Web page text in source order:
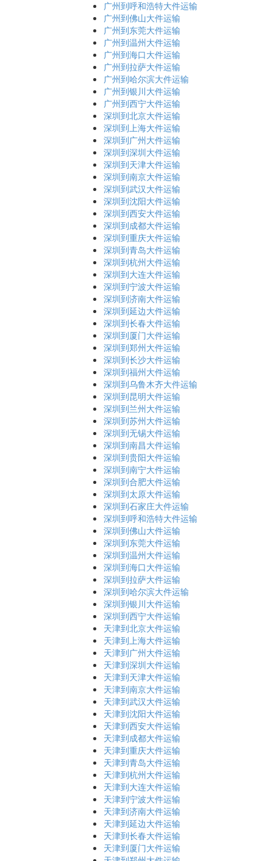
广州到呼和浩特大件运输
广州到佛山大件运输
广州到东莞大件运输
广州到温州大件运输
广州到海口大件运输
广州到拉萨大件运输
广州到哈尔滨大件运输
广州到银川大件运输
广州到西宁大件运输
深圳到北京大件运输
深圳到上海大件运输
深圳到广州大件运输
深圳到深圳大件运输
深圳到天津大件运输
深圳到南京大件运输
深圳到武汉大件运输
深圳到沈阳大件运输
深圳到西安大件运输
深圳到成都大件运输
深圳到重庆大件运输
深圳到青岛大件运输
深圳到杭州大件运输
深圳到大连大件运输
深圳到宁波大件运输
深圳到济南大件运输
深圳到延边大件运输
深圳到长春大件运输
深圳到厦门大件运输
深圳到郑州大件运输
深圳到长沙大件运输
深圳到福州大件运输
深圳到乌鲁木齐大件运输
深圳到昆明大件运输
深圳到兰州大件运输
深圳到苏州大件运输
深圳到无锡大件运输
深圳到南昌大件运输
深圳到贵阳大件运输
深圳到南宁大件运输
深圳到合肥大件运输
深圳到太原大件运输
深圳到石家庄大件运输
深圳到呼和浩特大件运输
深圳到佛山大件运输
深圳到东莞大件运输
深圳到温州大件运输
深圳到海口大件运输
深圳到拉萨大件运输
深圳到哈尔滨大件运输
深圳到银川大件运输
深圳到西宁大件运输
天津到北京大件运输
天津到上海大件运输
天津到广州大件运输
天津到深圳大件运输
天津到天津大件运输
天津到南京大件运输
天津到武汉大件运输
天津到沈阳大件运输
天津到西安大件运输
天津到成都大件运输
天津到重庆大件运输
天津到青岛大件运输
天津到杭州大件运输
天津到大连大件运输
天津到宁波大件运输
天津到济南大件运输
天津到延边大件运输
天津到长春大件运输
天津到厦门大件运输